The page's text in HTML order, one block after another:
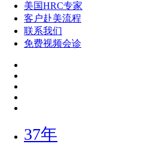
美国HRC专家
客户赴美流程
联系我们
免费视频会诊
37年